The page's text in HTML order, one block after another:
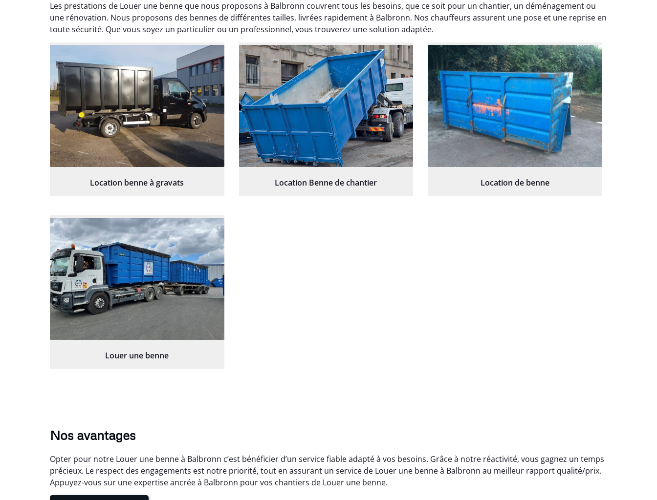
Les prestations de Louer une benne que nous proposons à Balbronn couvrent tous les besoins, que ce soit pour un chantier, un déménagement ou
une rénovation. Nous proposons des bennes de différentes tailles, livrées rapidement à Balbronn. Nos chauffeurs assurent une pose et une reprise en
toute sécurité. Que vous soyez un particulier ou un professionnel, vous trouverez une solution adaptée.
Location benne à gravats Location Benne de chantier Location de benne
Louer une benne
Nos avantages
Opter pour notre Louer une benne à Balbronn c’est bénéficier d’un service fiable adapté à vos besoins. Grâce à notre réactivité, vous gagnez un temps
précieux. Le respect des engagements est notre priorité, tout en assurant un service de Louer une benne à Balbronn au meilleur rapport qualité/prix.
Appuyez-vous sur une expertise ancrée à Balbronn pour vos chantiers de Louer une benne.